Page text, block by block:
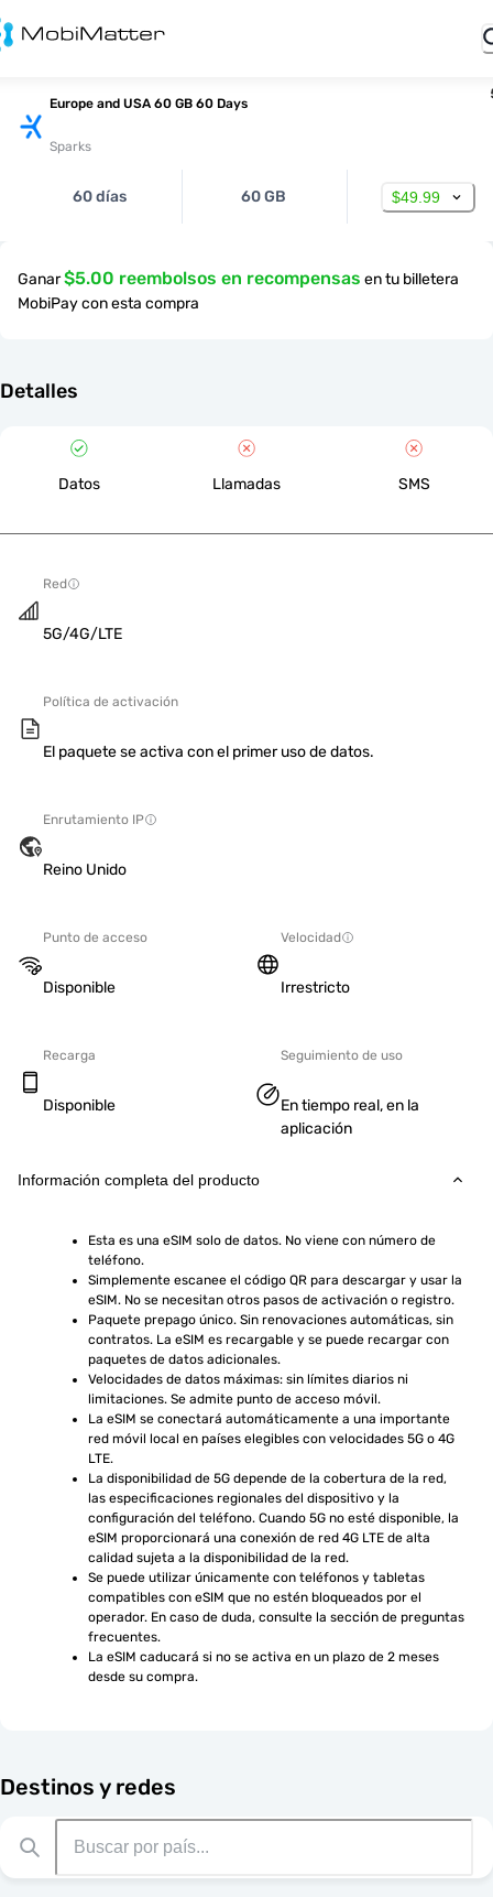
Europe and USA 60 GB 60 Days
Sparks
60 días 60 GB $49.99
Ganar$5.00 reembolsos en recompensas en tu billetera
MobiPay con esta compra
Detalles
Datos Llamadas SMS
Red
5G/4G/LTE
Política de activación
El paquete se activa con el primer uso de datos.
Enrutamiento IP
Reino Unido
Punto de acceso
Disponible
Velocidad
Irrestricto
Recarga
Disponible
Seguimiento de uso
En tiempo real, en la
aplicación
Información completa del producto
Esta es una eSIM solo de datos. No viene con número de
teléfono.
Simplemente escanee el código QR para descargar y usar la
eSIM. No se necesitan otros pasos de activación o registro.
Paquete prepago único. Sin renovaciones automáticas, sin
contratos. La eSIM es recargable y se puede recargar con
paquetes de datos adicionales.
Velocidades de datos máximas: sin límites diarios ni
limitaciones. Se admite punto de acceso móvil.
La eSIM se conectará automáticamente a una importante
red móvil local en países elegibles con velocidades 5G o 4G
LTE.
La disponibilidad de 5G depende de la cobertura de la red,
las especificaciones regionales del dispositivo y la
configuración del teléfono. Cuando 5G no esté disponible, la
eSIM proporcionará una conexión de red 4G LTE de alta
calidad sujeta a la disponibilidad de la red.
Se puede utilizar únicamente con teléfonos y tabletas
compatibles con eSIM que no estén bloqueados por el
operador. En caso de duda, consulte la sección de preguntas
frecuentes.
La eSIM caducará si no se activa en un plazo de 2 meses
desde su compra.
Destinos y redes